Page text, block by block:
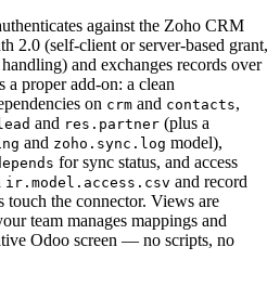
against the Zoho CRM
2.0 (self-client or server-based grant,
and exchanges records over
proper add-on: a clean
on crm and contacts,
and res.partner (plus a
and zoho.sync.log model),
for sync status, and access
ir.model.access.csv and record
touch the connector. Views are
team manages mappings and
Odoo screen — no scripts, no